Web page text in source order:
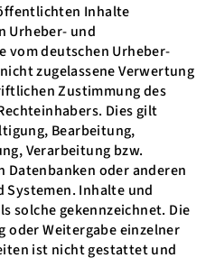
Inhalte
Urheber- und
vom deutschen Urheber-
zugelassene Verwertung
Zustimmung des
Dies gilt
Bearbeitung,
Verarbeitung bzw.
Datenbanken oder anderen
Inhalte und
solche gekennzeichnet. Die
oder Weitergabe einzelner
ist nicht gestattet und